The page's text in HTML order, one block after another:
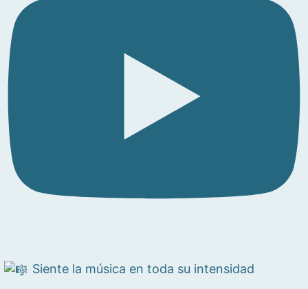
Siente la música en toda su intensidad